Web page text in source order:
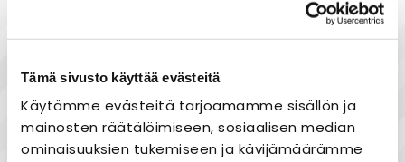
Tämä sivusto käyttää evästeitä
Käytämme evästeitä tarjoamamme sisällön ja
mainosten räätälöimiseen, sosiaalisen median
ominaisuuksien tukemiseen ja kävijämäärämme
UUTUUS
Energiamittari
pistorasiaan OPAL